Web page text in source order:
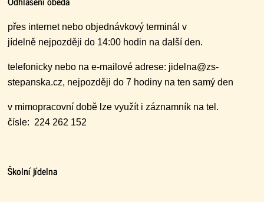
přes internet nebo objednávkový terminál v
jídelně nejpozději do 14:00 hodin na další den.
telefonicky nebo na e-mailové adrese: jidelna@zs-
stepanska.cz, nejpozději do 7 hodiny na ten samý den
v mimopracovní době lze využít i záznamník na tel.
čísle: 224 262 152
Školní jídelna